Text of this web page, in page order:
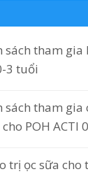
sách tham gia
3 tuổi
sách tham
POH ACTI
trị ọc sữa cho